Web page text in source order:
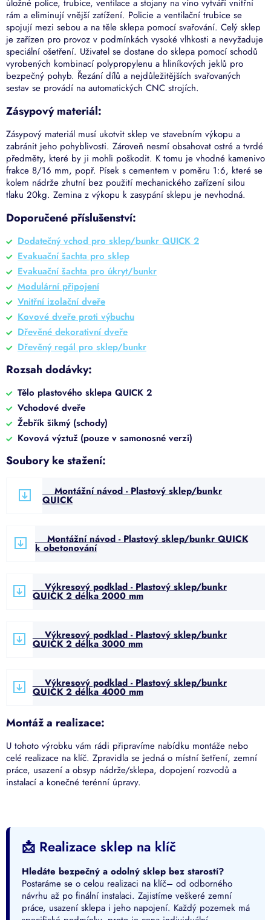
úložné police, trubice, ventilace a stojany na víno vytváří vnitřní
rám a eliminují vnější zatížení. Policie a ventilační trubice se
spojují mezi sebou a na těle sklepa pomocí svařování. Celý sklep
je zařízen pro provoz v podmínkách vysoké vlhkosti a nevyžaduje
speciální ošetření. Uživatel se dostane do sklepa pomocí schodů
vyrobených kombinací polypropylenu a hliníkových jeklů pro
bezpečný pohyb. Řezání dílů a nejdůležitějších svařovaných
sestav se provádí na automatických CNC strojích.
Zásypový materiál:
Zásypový materiál musí ukotvit sklep ve stavebním výkopu a
zabránit jeho pohyblivosti. Zároveň nesmí obsahovat ostré a tvrdé
předměty, které by ji mohli poškodit. K tomu je vhodné kamenivo
frakce 8/16 mm, popř. Písek s cementem v poměru 1:6, které se
kolem nádrže zhutní bez použití mechanického zařízení silou
tlaku 20kg. Zemina z výkopu k zasypání sklepu je nevhodná.
Doporučené příslušenství:
Dodatečný vchod pro sklep/bunkr QUICK 2
Evakuační šachta pro sklep
Evakuační šachta pro úkryt/bunkr
Modulární připojení
Vnitřní izolační dveře
Kovové dveře proti výbuchu
Dřevěné dekorativní dveře
Dřevěný regál pro sklep/bunkr
Rozsah dodávky:
Tělo plastového sklepa QUICK 2
Vchodové dveře
Žebřík šikmý (schody)
Kovová výztuž (pouze v samonosné verzi)
Soubory ke stažení:
Montážní návod - Plastový sklep/bunkr
QUICK
Montážní návod - Plastový sklep/bunkr QUICK
k obetonování
Výkresový podklad - Plastový sklep/bunkr
QUICK 2 délka 2000 mm
Výkresový podklad - Plastový sklep/bunkr
QUICK 2 délka 3000 mm
Výkresový podklad - Plastový sklep/bunkr
QUICK 2 délka 4000 mm
Montáž a realizace:
U tohoto výrobku vám rádi připravíme nabídku montáže nebo
celé realizace na klíč. Zpravidla se jedná o místní šetření, zemní
práce, usazení a obsyp nádrže/sklepa, dopojení rozvodů a
instalací a konečné terénní úpravy.
📩 Realizace sklep na klíč
Hledáte bezpečný a odolný sklep bez starostí?
Postaráme se o celou realizaci na klíč– od odborného
návrhu až po finální instalaci. Zajistíme veškeré zemní
práce, usazení sklepa i jeho napojení. Každý pozemek má